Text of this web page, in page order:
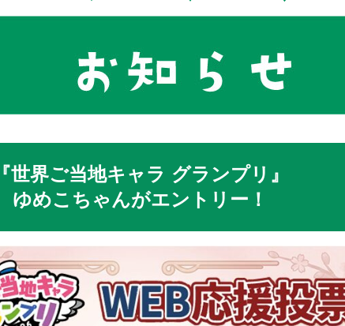
『世界ご当地キャラ グランプリ』
ゆめこちゃんがエントリー！